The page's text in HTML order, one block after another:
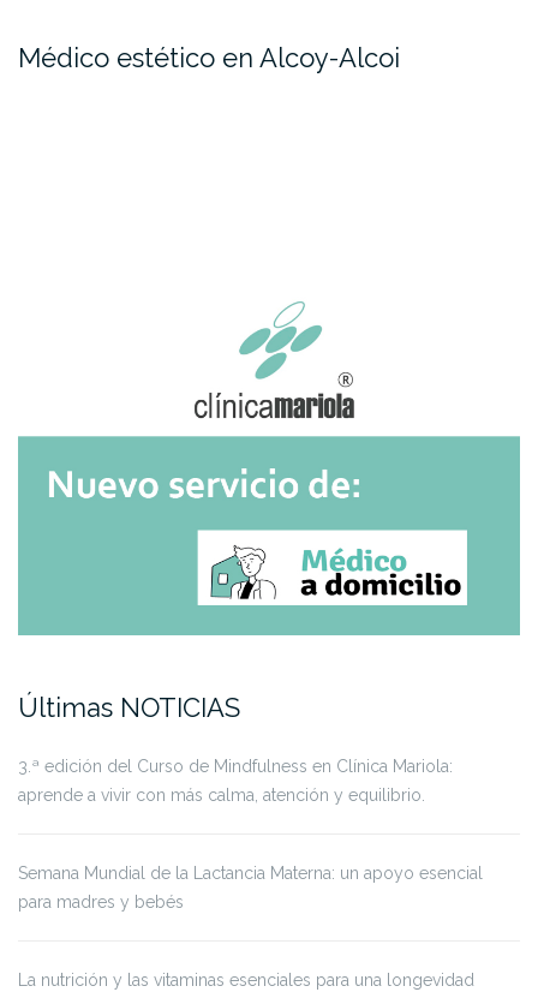
Médico estético en Alcoy-Alcoi
Últimas NOTICIAS
3.ª edición del Curso de Mindfulness en Clínica Mariola:
aprende a vivir con más calma, atención y equilibrio.
Semana Mundial de la Lactancia Materna: un apoyo esencial
para madres y bebés
La nutrición y las vitaminas esenciales para una longevidad